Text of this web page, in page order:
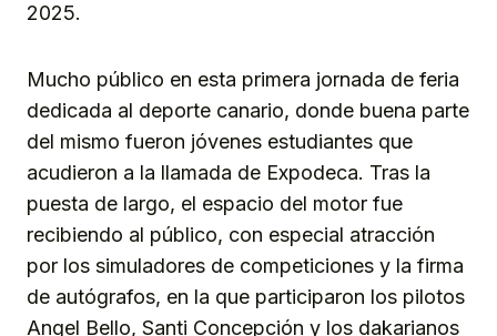
2025.
Mucho público en esta primera jornada de feria
dedicada al deporte canario, donde buena parte
del mismo fueron jóvenes estudiantes que
acudieron a la llamada de Expodeca. Tras la
puesta de largo, el espacio del motor fue
recibiendo al público, con especial atracción
por los simuladores de competiciones y la firma
de autógrafos, en la que participaron los pilotos
Angel Bello, Santi Concepción y los dakarianos